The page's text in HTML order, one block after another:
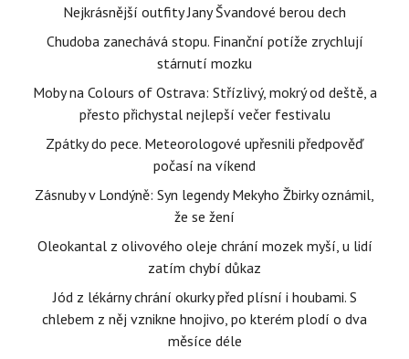
Nejkrásnější outfity Jany Švandové berou dech
Chudoba zanechává stopu. Finanční potíže zrychlují
stárnutí mozku
Moby na Colours of Ostrava: Střízlivý, mokrý od deště, a
přesto přichystal nejlepší večer festivalu
Zpátky do pece. Meteorologové upřesnili předpověď
počasí na víkend
Zásnuby v Londýně: Syn legendy Mekyho Žbirky oznámil,
že se žení
Oleokantal z olivového oleje chrání mozek myší, u lidí
zatím chybí důkaz
Jód z lékárny chrání okurky před plísní i houbami. S
chlebem z něj vznikne hnojivo, po kterém plodí o dva
měsíce déle